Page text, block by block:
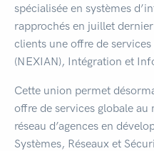
spécialisée en systèmes
rapprochés en juillet
clients une offre de
(NEXIAN), Intégration et
Cette union permet
offre de services globale
réseau d’agences en
Systèmes, Réseaux et